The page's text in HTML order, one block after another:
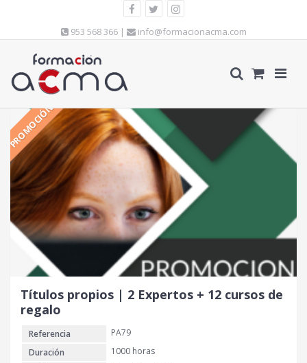
953 568 366 | info@formacionacma.com
PROMOCIÓN
Títulos propios | 2 Expertos + 12 cursos de
regalo
Referencia
PA79
Duración
1000 horas